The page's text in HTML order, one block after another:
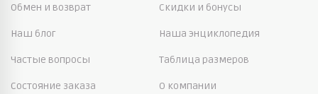
Обмен и возврат Скидки и бонусы
Наш блог Наша энциклопедия
Частые вопросы Таблица размеров
Состояние заказа О компании